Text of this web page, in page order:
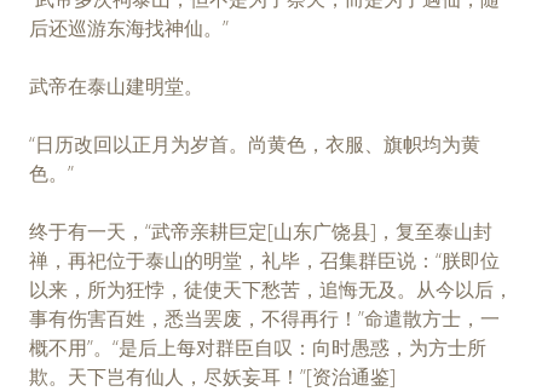
后还巡游东海找神仙。”
武帝在泰山建明堂。
“日历改回以正月为岁首。尚黄色，衣服、旗帜均为黄
色。”
终于有一天，“武帝亲耕巨定[山东广饶县]，复至泰山封
禅，再祀位于泰山的明堂，礼毕，召集群臣说：“朕即位
以来，所为狂悖，徒使天下愁苦，追悔无及。从今以后，
事有伤害百姓，悉当罢废，不得再行！”命遣散方士，一
概不用”。“是后上每对群臣自叹：向时愚惑，为方士所
欺。天下岂有仙人，尽妖妄耳！”[资治通鉴]